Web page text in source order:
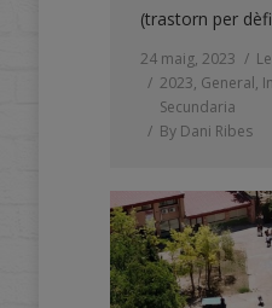
(trastorn per
24 maig, 2023
2023, General,
Secundaria
By Dani Ribes